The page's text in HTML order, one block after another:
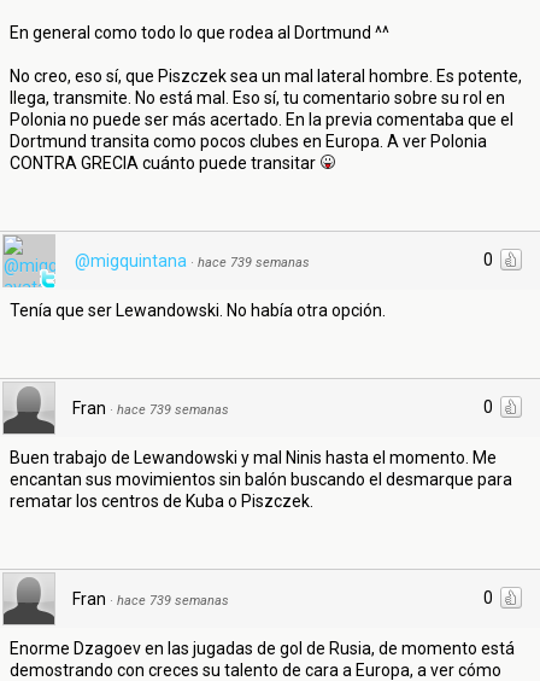
En general como todo lo que rodea al Dortmund ^^
No creo, eso sí, que Piszczek sea un mal lateral hombre. Es potente,
llega, transmite. No está mal. Eso sí, tu comentario sobre su rol en
Polonia no puede ser más acertado. En la previa comentaba que el
Dortmund transita como pocos clubes en Europa. A ver Polonia
CONTRA GRECIA cuánto puede transitar
0
@migquintana · hace 739 semanas
Tenía que ser Lewandowski. No había otra opción.
0
Fran · hace 739 semanas
Buen trabajo de Lewandowski y mal Ninis hasta el momento. Me
encantan sus movimientos sin balón buscando el desmarque para
rematar los centros de Kuba o Piszczek.
0
Fran · hace 739 semanas
Enorme Dzagoev en las jugadas de gol de Rusia, de momento está
demostrando con creces su talento de cara a Europa, a ver cómo